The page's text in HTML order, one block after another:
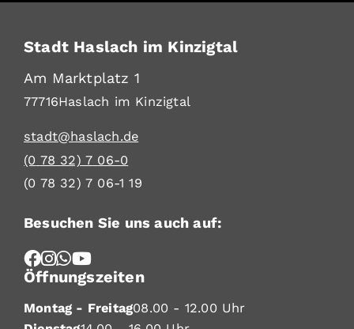
Stadt Haslach im Kinzigtal
Am Marktplatz 1
77716Haslach im Kinzigtal
stadt@haslach.de
(0 78 32) 7 06-0
(0 78 32) 7 06-1 19
Besuchen Sie uns auch auf:
Öffnungszeiten
Montag - Freitag08.00 - 12.00 Uhr